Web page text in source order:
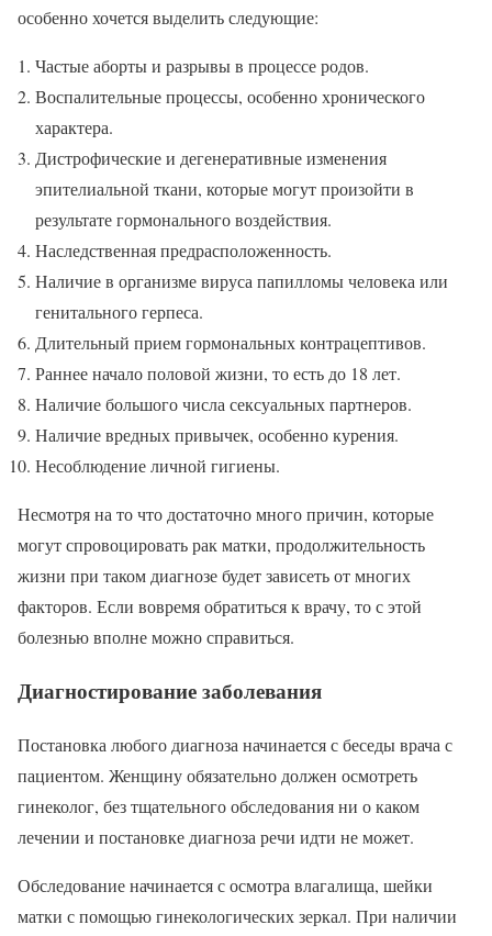
особенно хочется выделить следующие:
Частые аборты и разрывы в процессе родов.
Воспалительные процессы, особенно хронического
характера.
Дистрофические и дегенеративные изменения
эпителиальной ткани, которые могут произойти в
результате гормонального воздействия.
Наследственная предрасположенность.
Наличие в организме вируса папилломы человека или
генитального герпеса.
Длительный прием гормональных контрацептивов.
Раннее начало половой жизни, то есть до 18 лет.
Наличие большого числа сексуальных партнеров.
Наличие вредных привычек, особенно курения.
Несоблюдение личной гигиены.
Несмотря на то что достаточно много причин, которые
могут спровоцировать рак матки, продолжительность
жизни при таком диагнозе будет зависеть от многих
факторов. Если вовремя обратиться к врачу, то с этой
болезнью вполне можно справиться.
Диагностирование заболевания
Постановка любого диагноза начинается с беседы врача с
пациентом. Женщину обязательно должен осмотреть
гинеколог, без тщательного обследования ни о каком
лечении и постановке диагноза речи идти не может.
Обследование начинается с осмотра влагалища, шейки
матки с помощью гинекологических зеркал. При наличии